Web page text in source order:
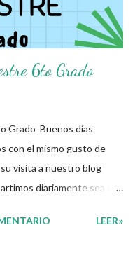
Evaluación...
6to Grado
Grado Buenos días
con el mismo gusto de
visita a nuestro blog
diariamente sea de
Examen correspomdiente
LEER»